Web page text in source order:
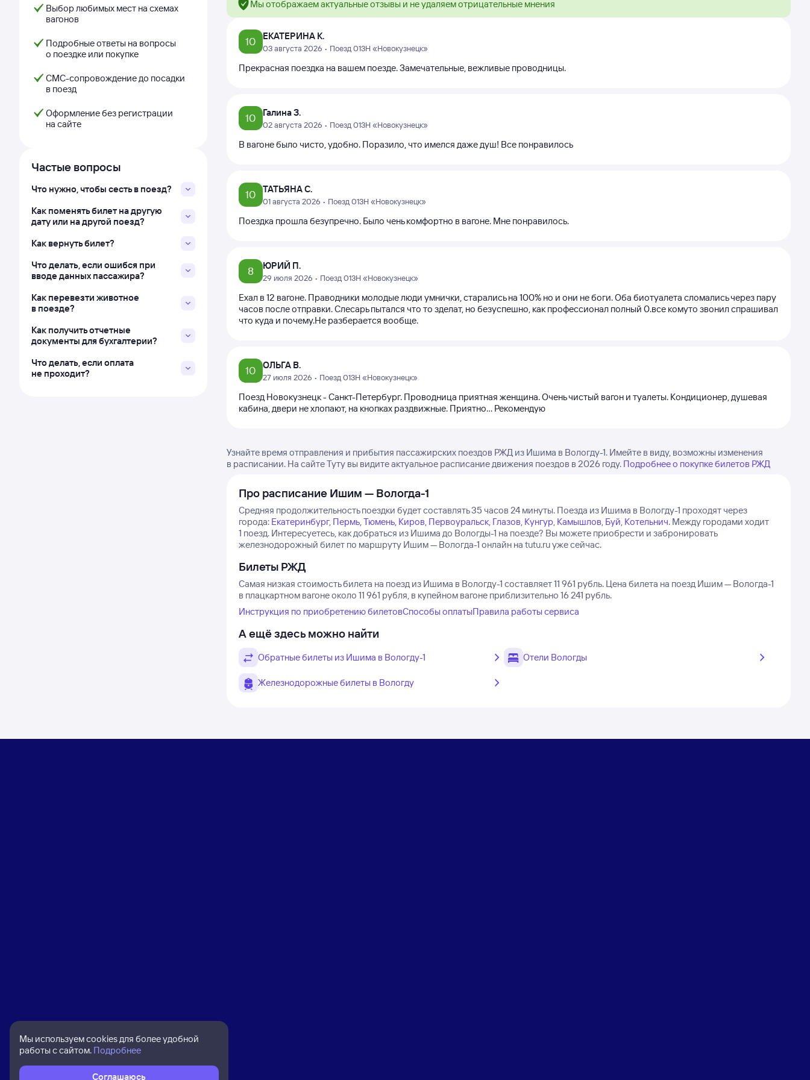
Выбор любимых мест на схемах
вагонов
Подробные ответы на вопросы
о поездке или покупке
СМС-сопровождение до посадки
в поезд
Оформление без регистрации
на сайте
Частые вопросы
Что нужно, чтобы сесть в поезд?
Как поменять билет на другую
дату или на другой поезд?
Как вернуть билет?
Что делать, если ошибся при
вводе данных пассажира?
Как перевезти животное
в поезде?
Как получить отчетные
документы для бухгалтерии?
Что делать, если оплата
не проходит?
Мы отображаем актуальные отзывы и не удаляем отрицательные мнения
10 ЕКАТЕРИНА К.
03 августа 2026 • Поезд 013Н «Новокузнецк»
Прекрасная поездка на вашем поезде. Замечательные, вежливые проводницы.
10 Галина З.
02 августа 2026 • Поезд 013Н «Новокузнецк»
В вагоне было чисто, удобно. Поразило, что имелся даже душ! Все понравилось
10 ТАТЬЯНА С.
01 августа 2026 • Поезд 013Н «Новокузнецк»
Поездка прошла безупречно. Было чень комфортно в вагоне. Мне понравилось.
8 ЮРИЙ П.
29 июля 2026 • Поезд 013Н «Новокузнецк»
Ехал в 12 вагоне. Праводники молодые люди умнички, старались на 100% но и они не боги. Оба биотуалета сломались через пару
часов после отправки. Слесарь пытался что то зделат, но безуспешно, как профессионал полный 0.все комуто звонил спрашивал
что куда и почему.Не разберается вообще.
10 ОЛЬГА В.
27 июля 2026 • Поезд 013Н «Новокузнецк»
Поезд Новокузнецк - Санкт-Петербург. Проводница приятная женщина. Очень чистый вагон и туалеты. Кондиционер, душевая
кабина, двери не хлопают, на кнопках раздвижные. Приятно... Рекомендую
Узнайте время отправления и прибытия пассажирских поездов РЖД из Ишима в Вологду-1. Имейте в виду, возможны изменения
в расписании. На сайте Туту вы видите актуальное расписание движения поездов в 2026 году. Подробнее о покупке билетов РЖД
Про расписание Ишим — Вологда-1
Средняя продолжительность поездки будет составлять 35 часов 24 минуты. Поезда из Ишима в Вологду-1 проходят через
города: Екатеринбург, Пермь,Тюмень, Киров, Первоуральск, Глазов, Кунгур, Камышлов, Буй, Котельнич. Между городами ходит
1 поезд. Интересуетесь, как добраться из Ишима до Вологды-1 на поезде? Вы можете приобрести и забронировать
железнодорожный билет по маршруту Ишим — Вологда-1 онлайн на tutu.ru уже сейчас.
Билеты РЖД
Самая низкая стоимость билета на поезд из Ишима в Вологду-1 составляет 11 961 рубль. Цена билета на поезд Ишим — Вологда-1
в плацкартном вагоне около 11 961 рубля, в купейном вагоне приблизительно 16 241 рубль.
Инструкция по приобретению билетовСпособы оплатыПравила работы сервиса
А ещё здесь можно найти
Обратные билеты из Ишима в Вологду-1 Отели Вологды
Железнодорожные билеты в Вологду
Мы используем cookies для более удобной
работы с сайтом. Подробнее
Соглашаюсь